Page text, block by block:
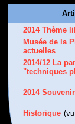
2014 Thème
Musée de la
actuelles
2014/12 La
"techniques
2014
Historique